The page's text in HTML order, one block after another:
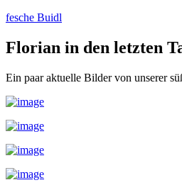
Zum
springen
fesche Buidl
Florian in den letzten
Ein paar aktuelle Bilder von unserer